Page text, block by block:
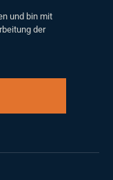
und bin mit
der